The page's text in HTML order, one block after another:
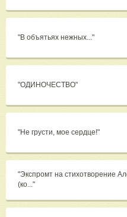
"В объятьях нежных..."
"ОДИНОЧЕСТВО"
"Не грусти, мое сердце!"
"Экспромт на стихотворение
(ко..."